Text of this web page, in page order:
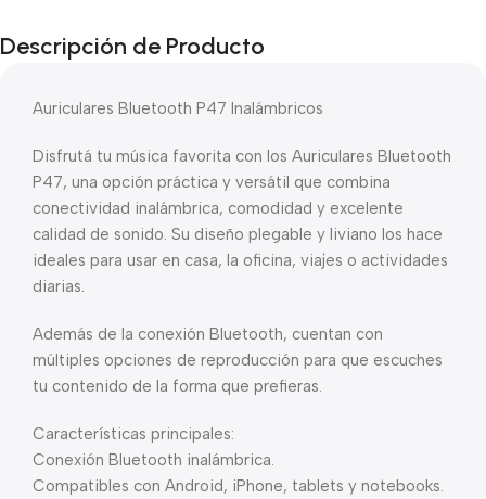
Descripción de Producto
Auriculares Bluetooth P47 Inalámbricos
Disfrutá tu música favorita con los Auriculares Bluetooth
P47, una opción práctica y versátil que combina
conectividad inalámbrica, comodidad y excelente
calidad de sonido. Su diseño plegable y liviano los hace
ideales para usar en casa, la oficina, viajes o actividades
diarias.
Además de la conexión Bluetooth, cuentan con
múltiples opciones de reproducción para que escuches
tu contenido de la forma que prefieras.
Características principales:
Conexión Bluetooth inalámbrica.
Compatibles con Android, iPhone, tablets y notebooks.